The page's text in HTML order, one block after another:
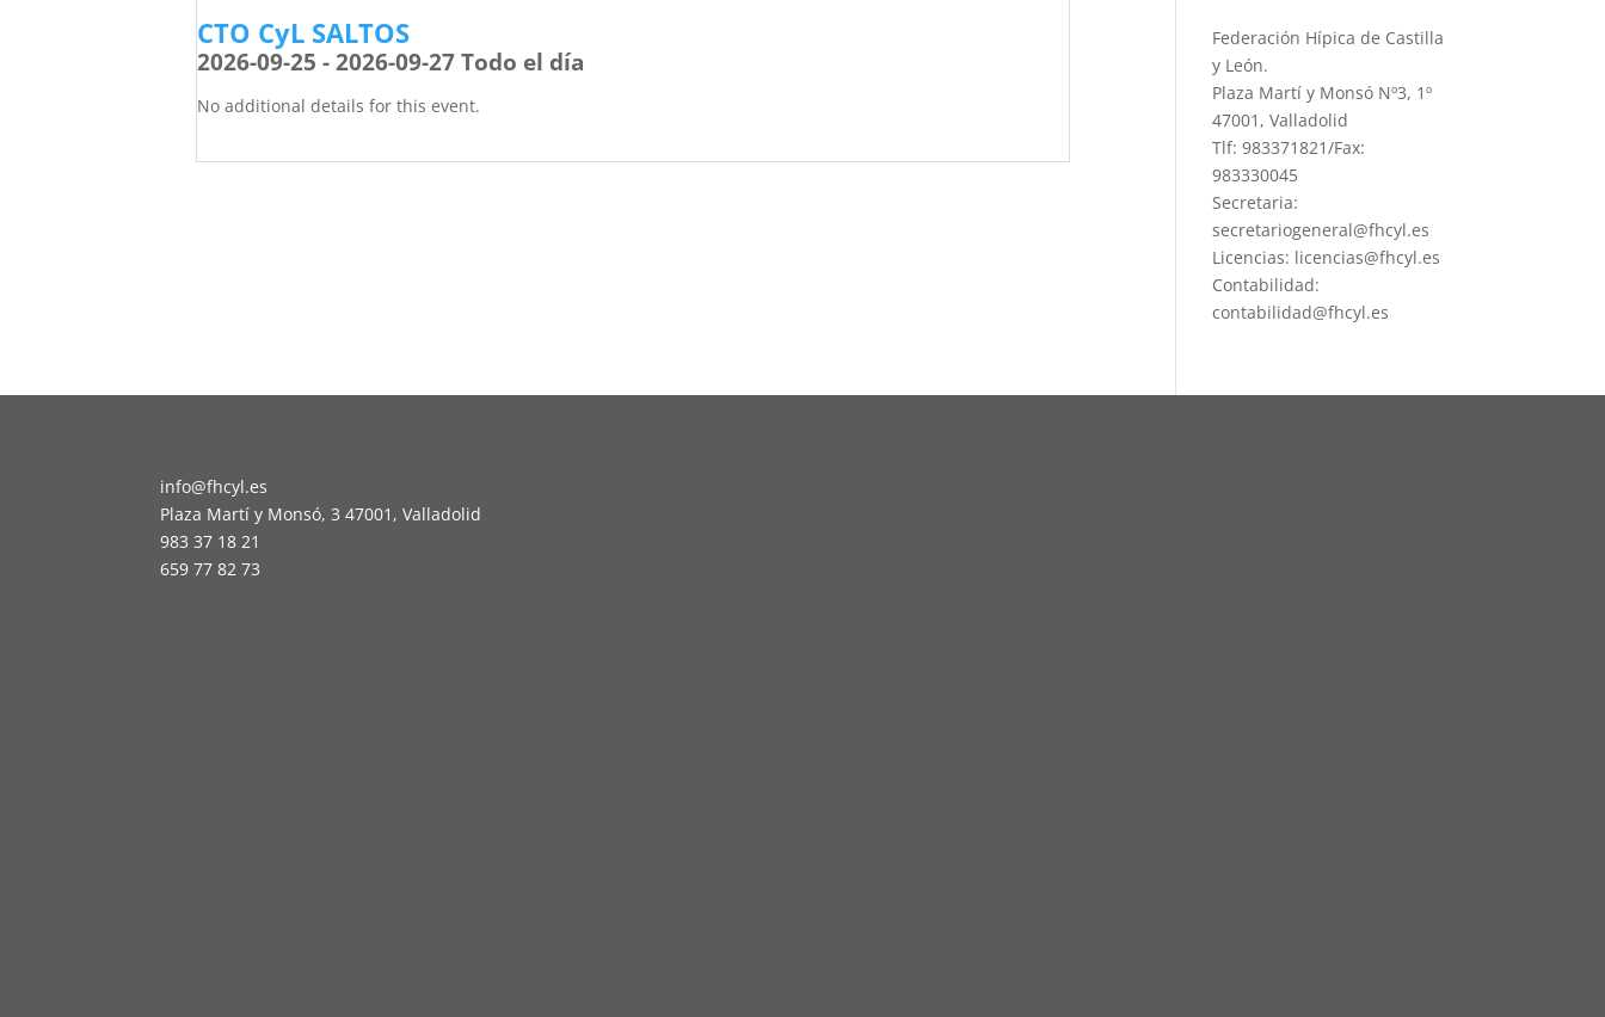
CTO CyL SALTOS
2026-09-25 - 2026-09-27 Todo el día
No additional details for this event.
Federación Hípica de Castilla
y León.
Plaza Martí y Monsó Nº3, 1º
47001, Valladolid
Tlf: 983371821/Fax:
983330045
Secretaria:
secretariogeneral@fhcyl.es
Licencias: licencias@fhcyl.es
Contabilidad:
contabilidad@fhcyl.es
info@fhcyl.es
Plaza Martí y Monsó, 3 47001, Valladolid
983 37 18 21
659 77 82 73